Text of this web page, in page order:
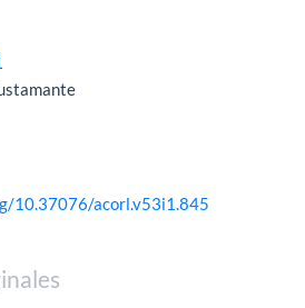
10.37076/acorl.v53i1.845